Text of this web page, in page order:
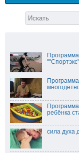
ребёнка
сила духа